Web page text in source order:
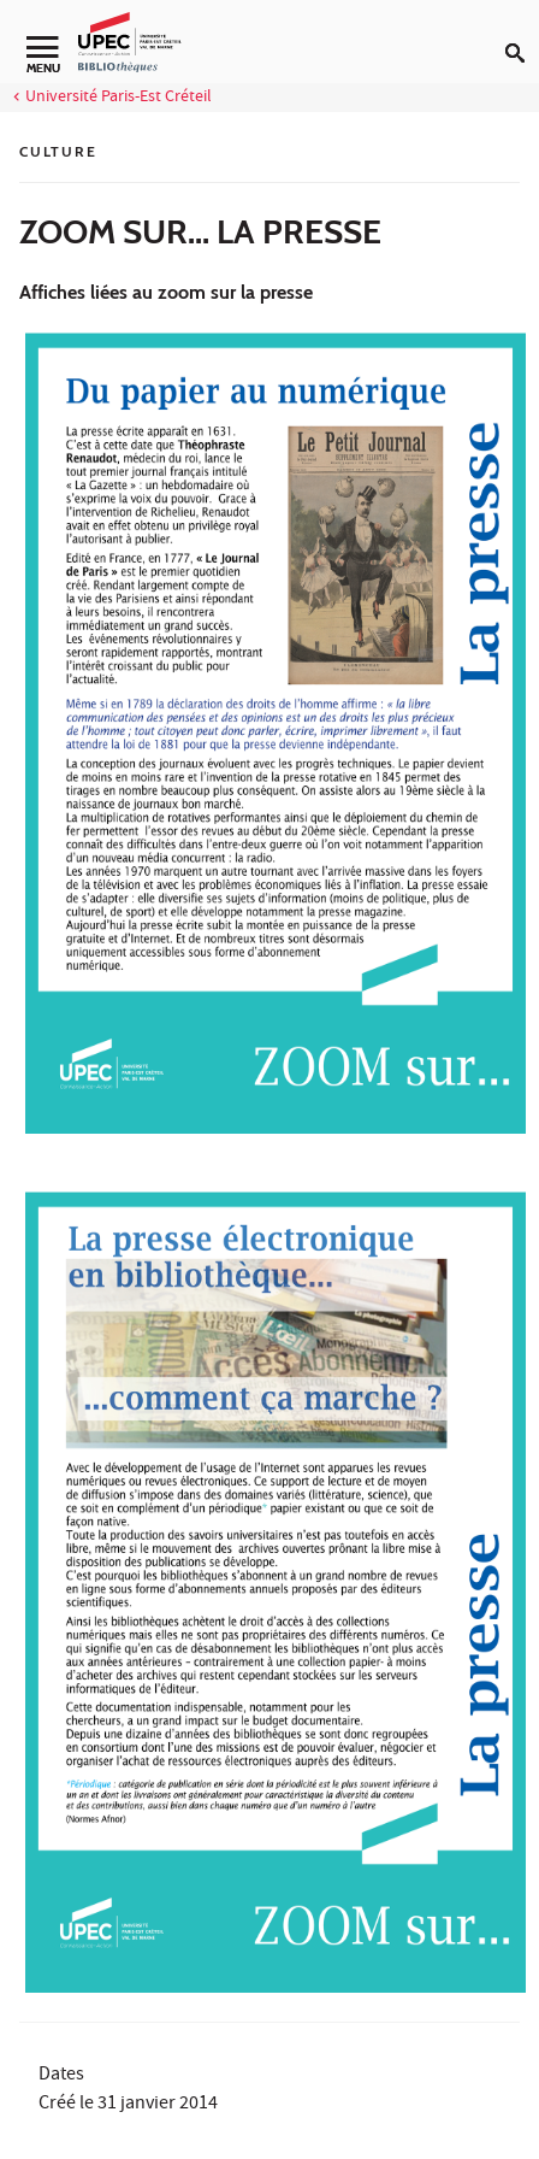
Aller au contenu
Navigation secondaire
MENU
Université Paris-Est Créteil
CULTURE
ZOOM SUR... LA PRESSE
Affiches liées au zoom sur la presse
Dates
Créé le31 janvier 2014